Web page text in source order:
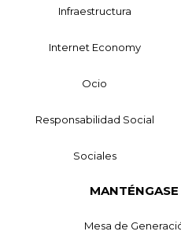
Infraestructura
Internet Economy
Ocio
Responsabilidad Social
Sociales
Mesa de